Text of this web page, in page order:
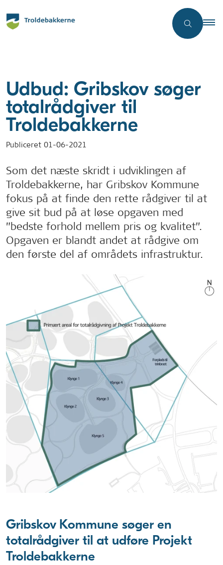
Udbud: Gribskov søger
totalrådgiver til
Troldebakkerne
Publiceret 01-06-2021
Som det næste skridt i udviklingen af
Troldebakkerne, har Gribskov Kommune
fokus på at finde den rette rådgiver til at
give sit bud på at løse opgaven med
”bedste forhold mellem pris og kvalitet”.
Opgaven er blandt andet at rådgive om
den første del af områdets infrastruktur.
Gribskov Kommune søger en
totalrådgiver til at udføre Projekt
Troldebakkerne